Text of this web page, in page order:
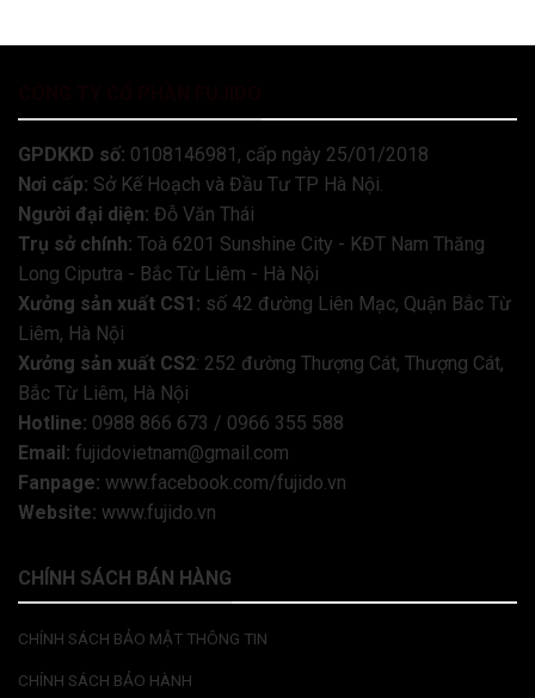
GPDKKD số: 0108146981, cấp ngày 25/01/2018
Nơi cấp: Sở Kế Hoạch và Đầu Tư TP Hà Nội.
Người đại diện: Đỗ Văn Thái
Trụ sở chính: Toà 6201 Sunshine City - KĐT Nam Thăng
Long Ciputra - Bắc Từ Liêm - Hà Nội
Xưởng sản xuất CS1: số 42 đường Liên Mạc, Quận Bắc Từ
Liêm, Hà Nội
Xưởng sản xuất CS2: 252 đường Thượng Cát, Thượng Cát,
Bắc Từ Liêm, Hà Nội
Hotline: 0988 866 673 / 0966 355 588
Email: fujidovietnam@gmail.com
Fanpage: www.facebook.com/fujido.vn
Website: www.fujido.vn
CHÍNH SÁCH BÁN HÀNG
CHÍNH SÁCH BẢO MẬT THÔNG TIN
CHÍNH SÁCH BẢO HÀNH